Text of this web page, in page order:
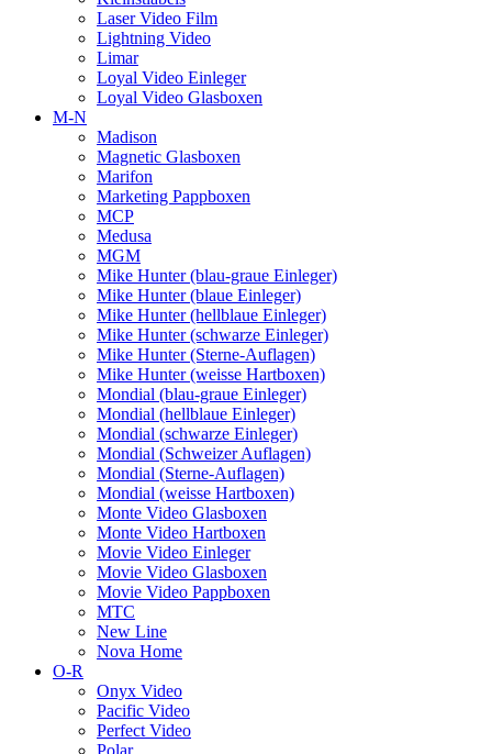
Laser Video Film
Lightning Video
Limar
Loyal Video Einleger
Loyal Video Glasboxen
M-N
Madison
Magnetic Glasboxen
Marifon
Marketing Pappboxen
MCP
Medusa
MGM
Mike Hunter (blau-graue Einleger)
Mike Hunter (blaue Einleger)
Mike Hunter (hellblaue Einleger)
Mike Hunter (schwarze Einleger)
Mike Hunter (Sterne-Auflagen)
Mike Hunter (weisse Hartboxen)
Mondial (blau-graue Einleger)
Mondial (hellblaue Einleger)
Mondial (schwarze Einleger)
Mondial (Schweizer Auflagen)
Mondial (Sterne-Auflagen)
Mondial (weisse Hartboxen)
Monte Video Glasboxen
Monte Video Hartboxen
Movie Video Einleger
Movie Video Glasboxen
Movie Video Pappboxen
MTC
New Line
Nova Home
O-R
Onyx Video
Pacific Video
Perfect Video
Polar